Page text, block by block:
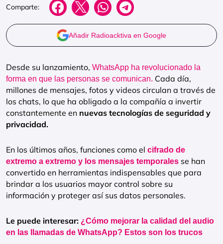
Comparte:
Añadir Radioacktiva en Google
Desde su lanzamiento, WhatsApp ha revolucionado la
forma en que las personas se comunican. Cada día,
millones de mensajes, fotos y videos circulan a través de
los chats, lo que ha obligado a la compañía a invertir
constantemente en nuevas tecnologías de seguridad y
privacidad.
En los últimos años, funciones como el cifrado de
extremo a extremo y los mensajes temporales se han
convertido en herramientas indispensables que para
brindar a los usuarios mayor control sobre su
información y proteger así sus datos personales.
Le puede interesar: ¿Cómo mejorar la calidad del audio
en las llamadas de WhatsApp? Estos son los trucos